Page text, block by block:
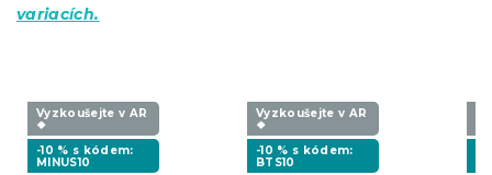
variacích.
Vyzkoušejte v AR
❖
-10 % s kódem:
MINUS10
Vyzkoušejte v AR
❖
-10 % s kódem:
BTS10